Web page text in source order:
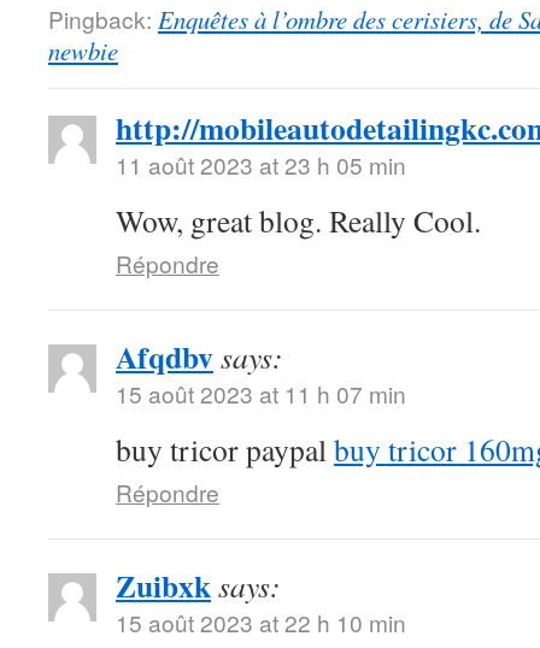
Pingback: Enquêtes à l’ombre des cerisiers, de
newbie
http://
11 août 2023 at 23 h 05 min
Wow, great blog. Really Cool.
Répondre
Afqdbvsays:
15 août 2023 at 11 h 07 min
buy tricor paypal buy tricor
Répondre
Zuibxksays:
15 août 2023 at 22 h 10 min